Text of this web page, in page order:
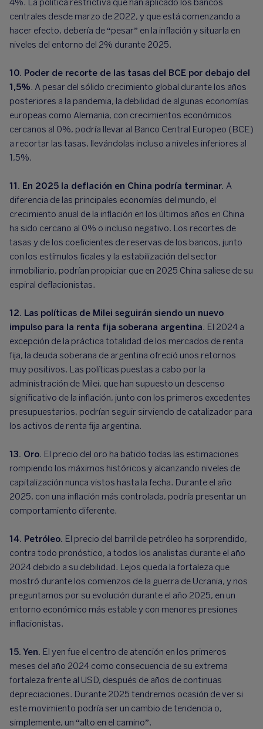
4%. La política restrictiva que han aplicado los bancos
centrales desde marzo de 2022, y que está comenzando a
hacer efecto, debería de “pesar” en la inflación y situarla en
niveles del entorno del 2% durante 2025.
10. Poder de recorte de las tasas del BCE por debajo del
1,5%. A pesar del sólido crecimiento global durante los años
posteriores a la pandemia, la debilidad de algunas economías
europeas como Alemania, con crecimientos económicos
cercanos al 0%, podría llevar al Banco Central Europeo (BCE)
a recortar las tasas, llevándolas incluso a niveles inferiores al
1,5%.
11. En 2025 la deflación en China podría terminar. A
diferencia de las principales economías del mundo, el
crecimiento anual de la inflación en los últimos años en China
ha sido cercano al 0% o incluso negativo. Los recortes de
tasas y de los coeficientes de reservas de los bancos, junto
con los estímulos ficales y la estabilización del sector
inmobiliario, podrían propiciar que en 2025 China saliese de su
espiral deflacionistas.
12. Las políticas de Milei seguirán siendo un nuevo
impulso para la renta fija soberana argentina. El 2024 a
excepción de la práctica totalidad de los mercados de renta
fija, la deuda soberana de argentina ofreció unos retornos
muy positivos. Las políticas puestas a cabo por la
administración de Milei, que han supuesto un descenso
significativo de la inflación, junto con los primeros excedentes
presupuestarios, podrían seguir sirviendo de catalizador para
los activos de renta fija argentina.
13. Oro. El precio del oro ha batido todas las estimaciones
rompiendo los máximos históricos y alcanzando niveles de
capitalización nunca vistos hasta la fecha. Durante el año
2025, con una inflación más controlada, podría presentar un
comportamiento diferente.
14. Petróleo. El precio del barril de petróleo ha sorprendido,
contra todo pronóstico, a todos los analistas durante el año
2024 debido a su debilidad. Lejos queda la fortaleza que
mostró durante los comienzos de la guerra de Ucrania, y nos
preguntamos por su evolución durante el año 2025, en un
entorno económico más estable y con menores presiones
inflacionistas.
15. Yen. El yen fue el centro de atención en los primeros
meses del año 2024 como consecuencia de su extrema
fortaleza frente al USD, después de años de continuas
depreciaciones. Durante 2025 tendremos ocasión de ver si
este movimiento podría ser un cambio de tendencia o,
simplemente, un “alto en el camino”.